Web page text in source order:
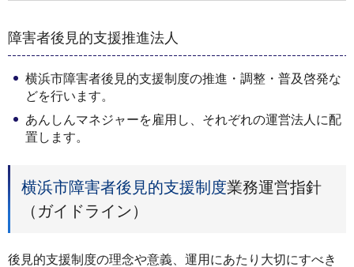
障害者後見的支援推進法人
横浜市障害者後見的支援制度の推進・調整・普及啓発な
どを行います。
あんしんマネジャーを雇用し、それぞれの運営法人に配
置します。
横浜市障害者後見的支援制度業務運営指針
（ガイドライン）
後見的支援制度の理念や意義、運用にあたり大切にすべき